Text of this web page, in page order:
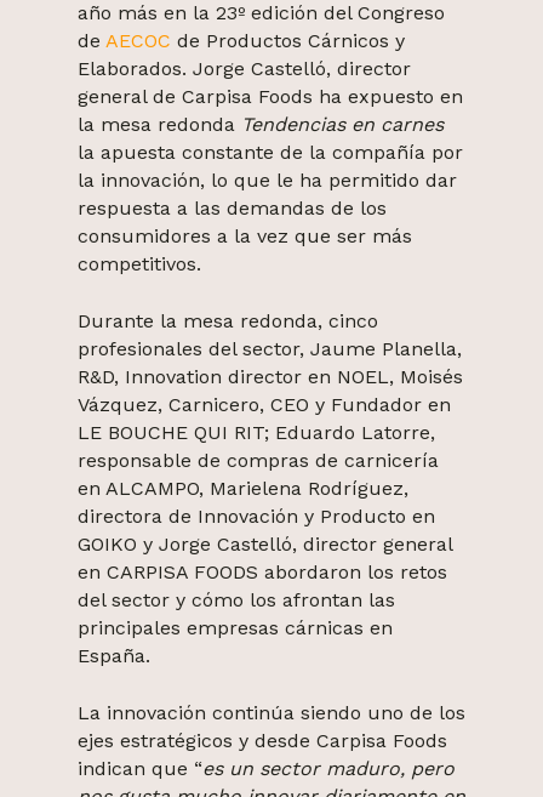
año más en la 23º edición del Congreso
de AECOC de Productos Cárnicos y
Elaborados. Jorge Castelló, director
general de Carpisa Foods ha expuesto en
la mesa redonda Tendencias en carnes
la apuesta constante de la compañía por
la innovación, lo que le ha permitido dar
respuesta a las demandas de los
consumidores a la vez que ser más
competitivos.
Durante la mesa redonda, cinco
profesionales del sector, Jaume Planella,
R&D, Innovation director en NOEL, Moisés
Vázquez, Carnicero, CEO y Fundador en
LE BOUCHE QUI RIT; Eduardo Latorre,
responsable de compras de carnicería
en ALCAMPO, Marielena Rodríguez,
directora de Innovación y Producto en
GOIKO y Jorge Castelló, director general
en CARPISA FOODS abordaron los retos
del sector y cómo los afrontan las
principales empresas cárnicas en
España.
La innovación continúa siendo uno de los
ejes estratégicos y desde Carpisa Foods
indican que “es un sector maduro, pero